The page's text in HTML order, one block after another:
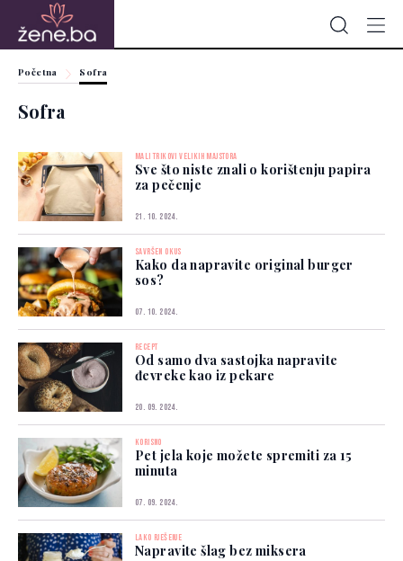
Početna Sofra
Sofra
MALI TRIKOVI VELIKIH MAJSTORA
Sve što niste znali o korištenju papira
za pečenje
21. 10. 2024.
SAVRŠEN OKUS
Kako da napravite original burger
sos?
07. 10. 2024.
RECEPT
Od samo dva sastojka napravite
đevreke kao iz pekare
20. 09. 2024.
KORISNO
Pet jela koje možete spremiti za 15
minuta
07. 09. 2024.
LAKO RJEŠENJE
Napravite šlag bez miksera